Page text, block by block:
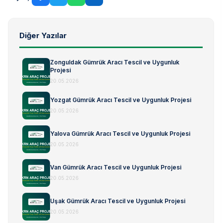
Diğer Yazılar
Zonguldak Gümrük Aracı Tescil ve Uygunluk
Projesi
20.05.2026
Yozgat Gümrük Aracı Tescil ve Uygunluk Projesi
20.05.2026
Yalova Gümrük Aracı Tescil ve Uygunluk Projesi
20.05.2026
Van Gümrük Aracı Tescil ve Uygunluk Projesi
20.05.2026
Uşak Gümrük Aracı Tescil ve Uygunluk Projesi
20.05.2026